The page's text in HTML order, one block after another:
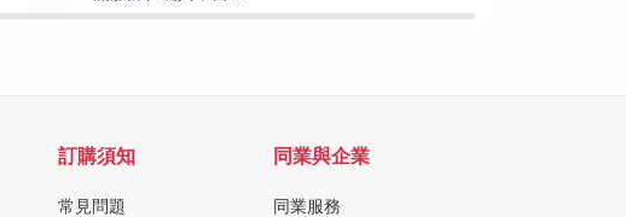
訂購須知
常見問題
同業與企業
同業服務